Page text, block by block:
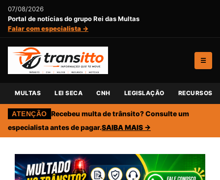
07/08/2026
Portal de notícias do grupo Rei das Multas
Falar com especialista →
☰
MULTAS LEI SECA CNH LEGISLAÇÃO RECURSOS
ATENÇÃO Recebeu multa de trânsito? Consulte um
especialista antes de pagar.SAIBA MAIS →